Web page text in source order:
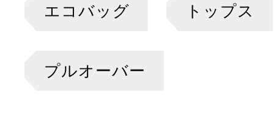
エコバッグ トップス
プルオーバー